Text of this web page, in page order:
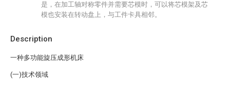
Description
一种多功能旋压成形机床
(一)技术领域
是，在加工轴对称零件并需要芯模时，可以将芯模架及芯
模也安装在转动盘上，与工件卡具相邻。